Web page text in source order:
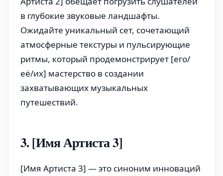
в глубокие звуковые ландшафты.
Ожидайте уникальный сет, сочетающий
атмосферные текстуры и пульсирующие
ритмы, который продемонстрирует [его/
её/их] мастерство в создании
захватывающих музыкальных
путешествий.
3. [Имя Артиста 3]
[Имя Артиста 3] — это синоним инноваций